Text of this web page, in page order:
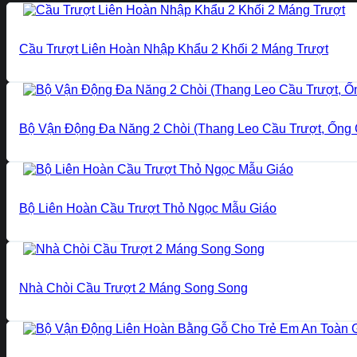
Cầu Trượt Liên Hoàn Nhập Khẩu 2 Khối 2 Máng Trượt
Bộ Vận Động Đa Năng 2 Chòi (Thang Leo Cầu Trượt, Ống
Bộ Liên Hoàn Cầu Trượt Thỏ Ngọc Mẫu Giáo
Nhà Chòi Cầu Trượt 2 Máng Song Song